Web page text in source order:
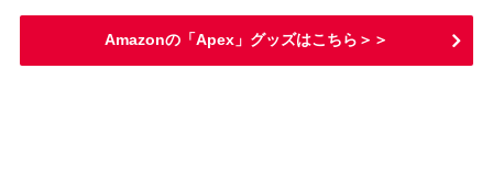
Amazonの「Apex」グッズはこちら＞＞